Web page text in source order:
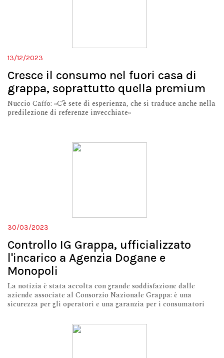
13/12/2023
Cresce il consumo nel fuori casa di
grappa, soprattutto quella premium
Nuccio Caffo: «C’è sete di esperienza, che si traduce anche nella
predilezione di referenze invecchiate»
30/03/2023
Controllo IG Grappa, ufficializzato
l'incarico a Agenzia Dogane e
Monopoli
La notizia è stata accolta con grande soddisfazione dalle
aziende associate al Consorzio Nazionale Grappa: è una
sicurezza per gli operatori e una garanzia per i consumatori